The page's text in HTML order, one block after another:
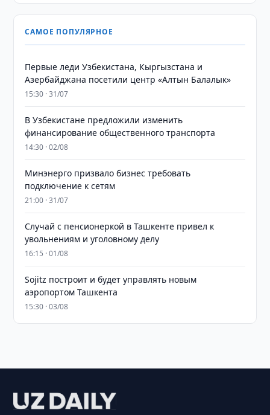
САМОЕ ПОПУЛЯРНОЕ
Первые леди Узбекистана, Кыргызстана и
Азербайджана посетили центр «Алтын Балалык»
15:30 · 31/07
В Узбекистане предложили изменить
финансирование общественного транспорта
14:30 · 02/08
Минэнерго призвало бизнес требовать
подключение к сетям
21:00 · 31/07
Случай с пенсионеркой в Ташкенте привел к
увольнениям и уголовному делу
16:15 · 01/08
Sojitz построит и будет управлять новым
аэропортом Ташкента
15:30 · 03/08